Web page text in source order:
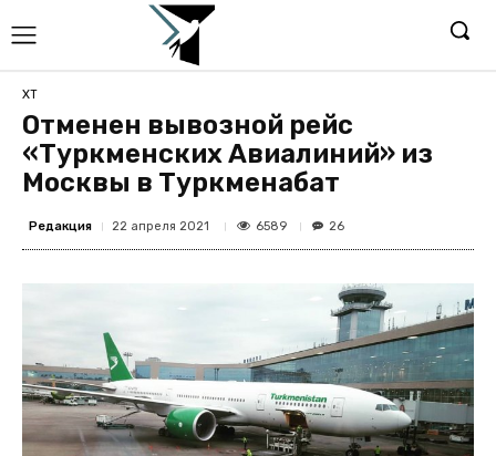
ХТ
Отменен вывозной рейс
«Туркменских Авиалиний» из
Москвы в Туркменабат
Редакция 22 апреля 2021 6589 26